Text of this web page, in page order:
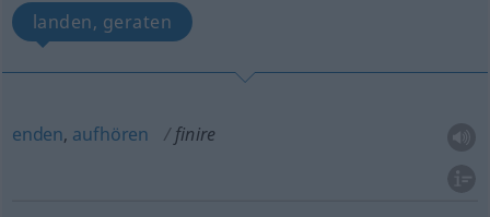
landen, geraten
enden, aufhören finire